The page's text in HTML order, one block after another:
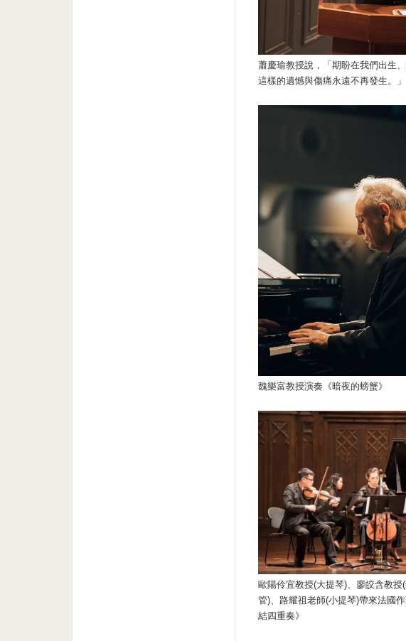
蕭慶瑜教授說，「期盼在我們出生
這樣的遺憾與傷痛永遠不再發生。」
魏樂富教授演奏《暗夜的螃蟹》
歐陽伶宜教授(大提琴)、廖皎含教
管)、路耀祖老師(小提琴)帶來法國
結四重奏》